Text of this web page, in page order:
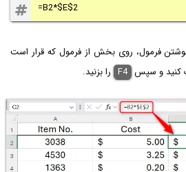
=B2*$E$2
فرمول، روی بخش از فرمول که قرار است
کنید و سپس F4 را بزنید.